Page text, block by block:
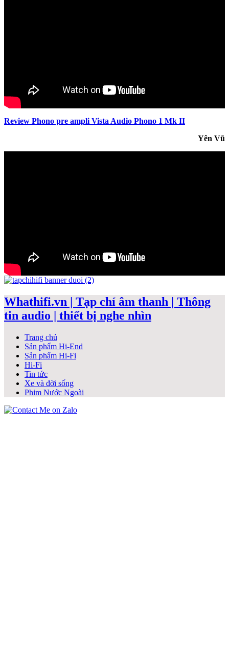
Review Phono pre ampli Vista Audio Phono 1 Mk II
Yên Vũ
Whathifi.vn | Tạp chí âm thanh | Thông
tin audio | thiết bị nghe nhìn
Trang chủ
Sản phẩm Hi-End
Sản phẩm Hi-Fi
Hi-Fi
Tin tức
Xe và đời sống
Phim Nước Ngoài